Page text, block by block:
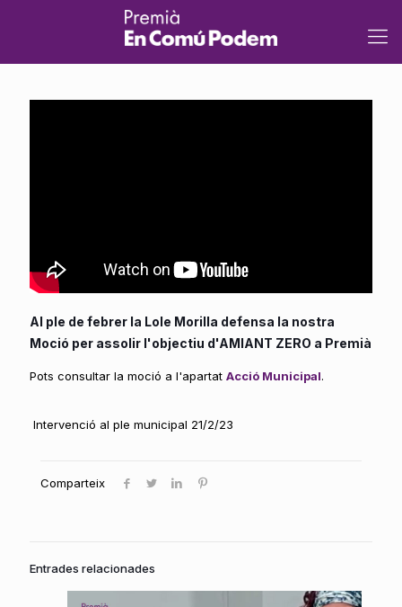
Al ple de febrer la Lole Morilla defensa la nostra
Moció per assolir l'objectiu d'AMIANT ZERO a Premià
Pots consultar la moció a l'apartat Acció Municipal.
Intervenció al ple municipal 21/2/23
Comparteix
Entrades relacionades